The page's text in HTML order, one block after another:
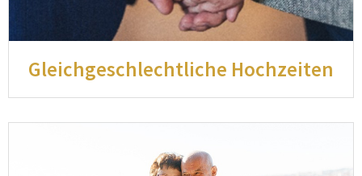
Gleichgeschlechtliche Hochzeiten